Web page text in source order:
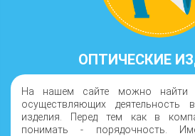
ОПТИЧЕСКИЕ
На нашем сайте можно найти
осуществляющих деятельность
изделия. Перед тем как в
понимать - порядочность.